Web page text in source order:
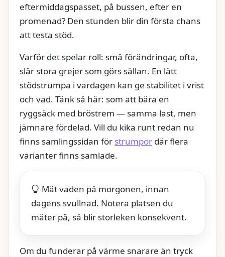
eftermiddagspasset, på bussen, efter en
promenad? Den stunden blir din första chans
att testa stöd.
Varför det spelar roll: små förändringar, ofta,
slår stora grejer som görs sällan. En lätt
stödstrumpa i vardagen kan ge stabilitet i vrist
och vad. Tänk så här: som att bära en
ryggsäck med bröstrem — samma last, men
jämnare fördelad. Vill du kika runt redan nu
finns samlingssidan för strumpor där flera
varianter finns samlade.
Mät vaden på morgonen, innan
dagens svullnad. Notera platsen du
mäter på, så blir storleken konsekvent.
Om du funderar på värme snarare än tryck